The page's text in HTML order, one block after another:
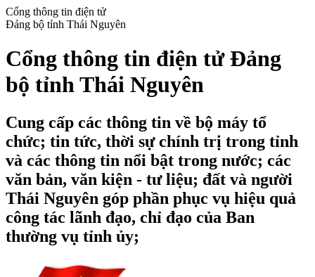
Cổng thông tin điện tử
Đảng bộ tỉnh Thái Nguyên
Cổng thông tin điện tử Đảng
bộ tỉnh Thái Nguyên
Cung cấp các thông tin về bộ máy tổ
chức; tin tức, thời sự chính trị trong tỉnh
và các thông tin nổi bật trong nước; các
văn bản, văn kiện - tư liệu; đất và người
Thái Nguyên góp phần phục vụ hiệu quả
công tác lãnh đạo, chỉ đạo của Ban
thường vụ tỉnh ủy;